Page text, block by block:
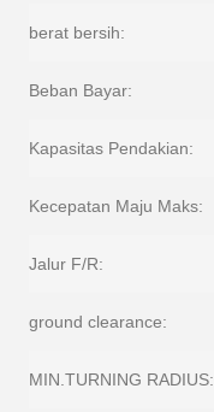
berat bersih:
Beban Bayar:
Kapasitas Pendakian:
Kecepatan Maju Maks:
Jalur F/R:
ground clearance:
MIN.TURNING RADIUS: